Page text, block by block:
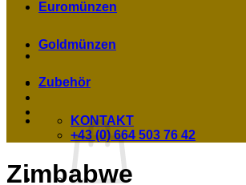
Euromünzen
Goldmünzen
Zubehör
KONTAKT
+43 (0) 664 503 76 42
Zimbabwe